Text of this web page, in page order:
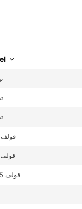
MK6 قولف
MK7 قولف
MK7.5 قولف